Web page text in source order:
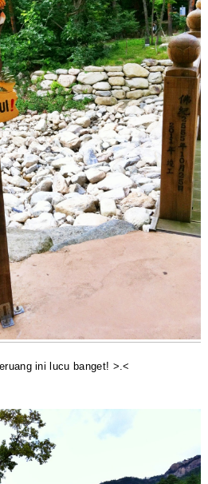
ini lucu banget! >.<